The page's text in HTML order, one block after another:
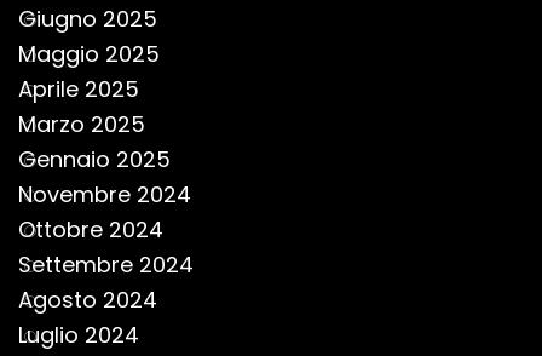
Giugno 2025
Maggio 2025
Aprile 2025
Marzo 2025
Gennaio 2025
Novembre 2024
Ottobre 2024
Settembre 2024
Agosto 2024
Luglio 2024